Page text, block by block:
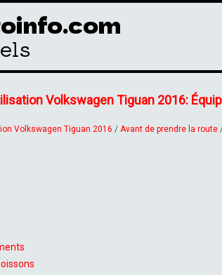
Volkswagen Tiguan 2016:
Volkswagen Tiguan 2016 / Avant de prendre la route